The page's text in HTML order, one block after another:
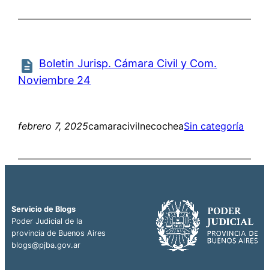
Boletin Jurisp. Cámara Civil y Com.
Noviembre 24
febrero 7, 2025camaracivilnecocheaSin categoría
Servicio de Blogs
Poder Judicial de la
provincia de Buenos Aires
blogs@pjba.gov.ar